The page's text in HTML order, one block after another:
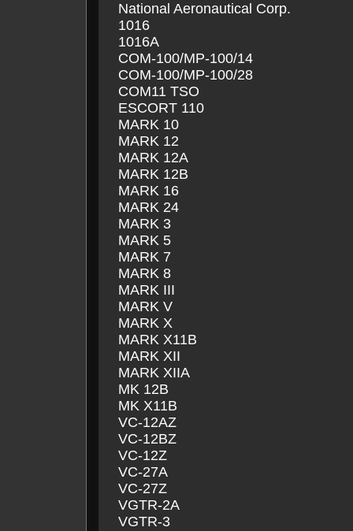
National Aeronautical Corp.
1016
1016A
COM-100/MP-100/14
COM-100/MP-100/28
COM11 TSO
ESCORT 110
MARK 10
MARK 12
MARK 12A
MARK 12B
MARK 16
MARK 24
MARK 3
MARK 5
MARK 7
MARK 8
MARK III
MARK V
MARK X
MARK X11B
MARK XII
MARK XIIA
MK 12B
MK X11B
VC-12AZ
VC-12BZ
VC-12Z
VC-27A
VC-27Z
VGTR-2A
VGTR-3